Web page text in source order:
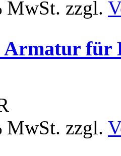
MwSt. zzgl.
für
MwSt. zzgl.